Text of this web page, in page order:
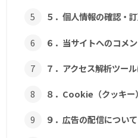
５．個人情報の確認・
６．当サイトへのコメ
７．アクセス解析ツー
８．Cookie（クッキー
９．広告の配信について